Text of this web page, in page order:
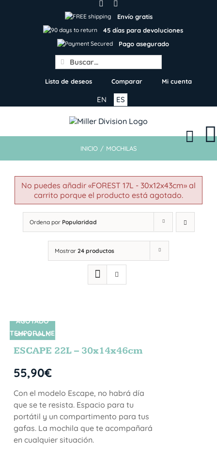
Envío gratis
45 días para devoluciones
Pago asegurado
Search
for:
Lista de deseos Comparar Mi cuenta
ES
EN
INICIO / MOCHILAS
No puedes añadir «FOREST 17L - 30x12x43cm» al
carrito porque el producto está agotado.
Ordena por Popularidad
Mostrar 24 productos
SIN STOCK
AGOTADO
TEMPORALME
NTE
ESCAPE 22L – 30x14x46cm
55,90€
Con el modelo Escape, no habrá día
que se te resista. Espacio para tu
portátil y un compartimento para tus
gafas. La mochila que te acompañará
en cualquier situación.